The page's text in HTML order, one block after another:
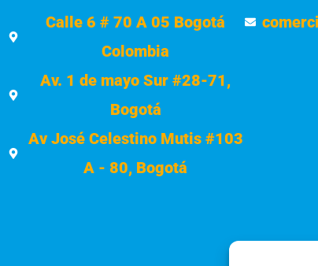
Calle 6 # 70 A 05 Bogotá
Colombia
Av. 1 de mayo Sur #28-71,
Bogotá
Av José Celestino Mutis #103
A - 80, Bogotá